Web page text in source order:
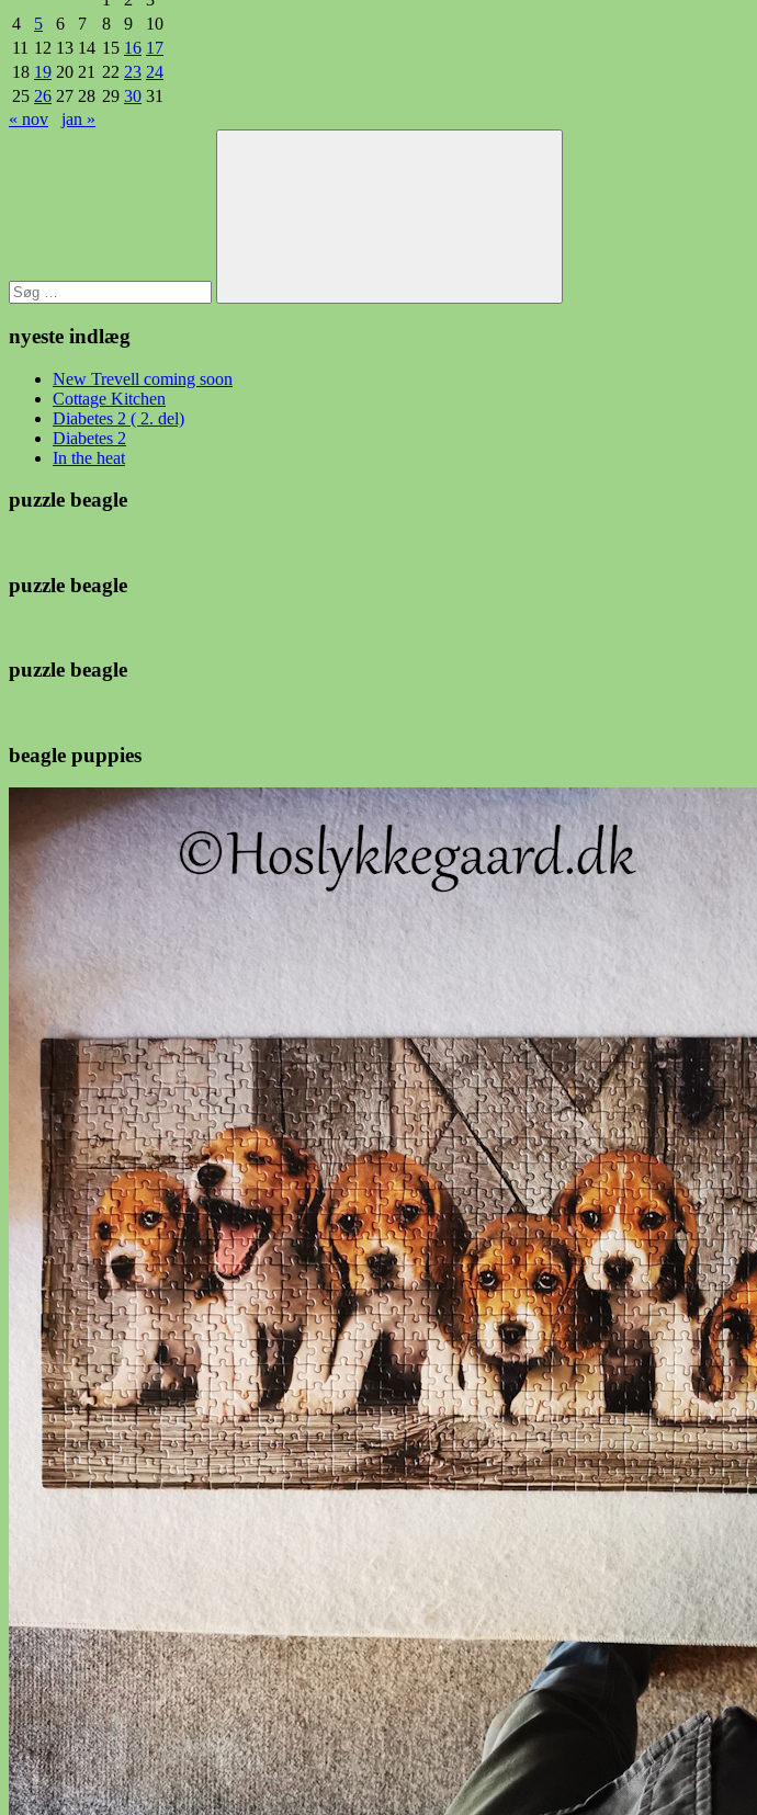
4
5 6 7 8 9
10
11 12 13 14 15 16 17
18 19 20 21 22 23 24
25 26 27 28 29 30 31
« nov
jan »
Søg
nyeste indlæg
New Trevell coming soon
Cottage Kitchen
Diabetes 2 ( 2. del)
Diabetes 2
In the heat
puzzle beagle
puzzle beagle
puzzle beagle
beagle puppies